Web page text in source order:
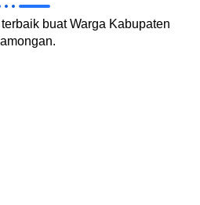
buat Warga Kabupaten